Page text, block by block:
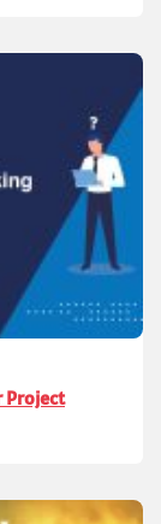
Project